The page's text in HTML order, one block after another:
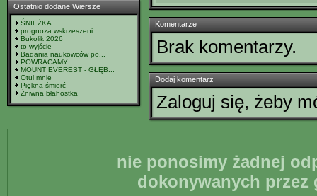
Ostatnio dodane Wiersze
ŚNIEŻKA
prognoza wskrzeszeni...
Bukolik 2026
to wyjście
Badania naukowców po...
POWRACAMY
MOUNT EVEREST - GŁĘB...
Otul mnie
Piękna śmierć
Żniwna błahostka
Komentarze
Brak komentarzy.
Dodaj komentarz
Zaloguj się, żeby
nie ponosimy żadnej
dokonywanych